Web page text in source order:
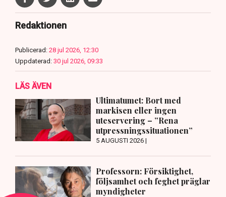
Redaktionen
Publicerad: 28 jul 2026, 12:30
Uppdaterad: 30 jul 2026, 09:33
LÄS ÄVEN
Ultimatumet: Bort med
markisen eller ingen
uteservering – ”Rena
utpressningssituationen”
5 AUGUSTI 2026 |
Professorn: Försiktighet,
följsamhet och feghet präglar
myndigheter